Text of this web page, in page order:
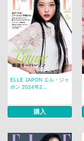
ELLE JAPON エル・ジャ
ポン 2024年2...
購入